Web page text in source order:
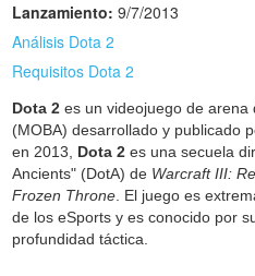
Lanzamiento: 9/7/2013
Análisis Dota 2
Requisitos Dota 2
Dota 2 es un videojuego de
(MOBA) desarrollado y publicado
en 2013, Dota 2 es una secuela
Ancients" (DotA) de Warcraft III:
Frozen Throne. El juego es
de los eSports y es conocido por
profundidad táctica.